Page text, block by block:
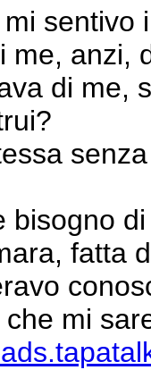
sentivo
me, anzi,
di me,
bisogno
fatta
mi